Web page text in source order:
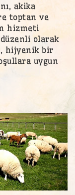
akika
toptan ve
hizmeti
olarak
hijyenik bir
uygun